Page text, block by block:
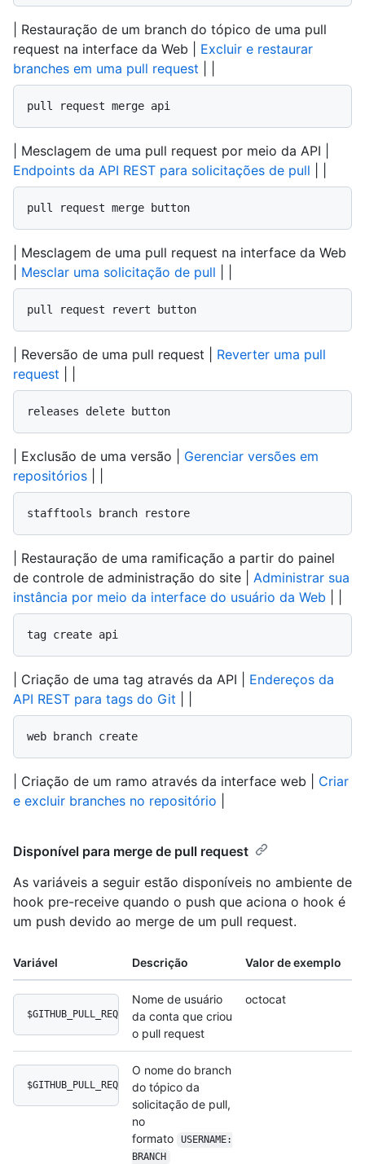
| Restauração de um branch do tópico de uma pull
request na interface da Web | Excluir e restaurar
branches em uma pull request
pull request merge api
| Mesclagem de uma pull request por meio da API |
Endpoints da API REST para solicitações de pull
pull request merge button
| Mesclagem de uma pull request na interface da Web
Mesclar uma solicitação de pull
pull request revert button
| Reversão de uma pull request | Reverter uma pull
request
releases delete button
| Exclusão de uma versão | Gerenciar versões em
repositórios
stafftools branch restore
| Restauração de uma ramificação a partir do painel
de controle de administração do site | Administrar sua
instância por meio da interface do usuário da Web
tag create api
| Criação de uma tag através da API | Endereços da
API REST para tags do Git
web branch create
| Criação de um ramo através da interface web | Criar
e excluir branches no repositório
Disponível para merge de pull request
As variáveis a seguir estão disponíveis no ambiente de
hook pre-receive quando o push que aciona o hook é
um push devido ao merge de um pull request.
Variável Descrição Valor de exemplo
$GITHUB_PULL_REQUEST_AUTHOR_LOGIN
Nome de usuário
da conta que criou
o pull request
octocat
$GITHUB_PULL_REQUEST_HEAD
O nome do branch
do tópico da
solicitação de pull,
no
formato
USERNAME:
BRANCH